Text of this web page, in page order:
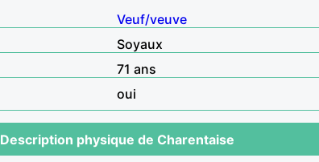
Veuf/veuve
Soyaux
71 ans
oui
Description physique de Charentaise